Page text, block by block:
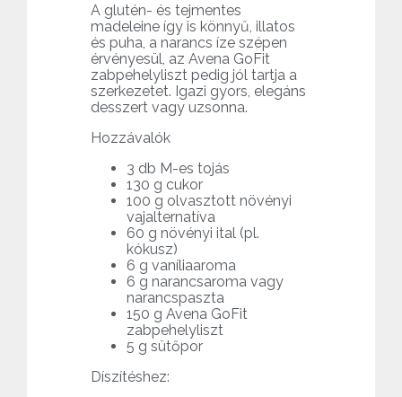
A glutén- és tejmentes
madeleine így is könnyű, illatos
és puha, a narancs íze szépen
érvényesül, az Avena GoFit
zabpehelyliszt pedig jól tartja a
szerkezetet. Igazi gyors, elegáns
desszert vagy uzsonna.
Hozzávalók
3 db M-es tojás
130 g cukor
100 g olvasztott növényi
vajalternatíva
60 g növényi ital (pl.
kókusz)
6 g vaníliaaroma
6 g narancsaroma vagy
narancspaszta
150 g Avena GoFit
zabpehelyliszt
5 g sütőpor
Díszítéshez: